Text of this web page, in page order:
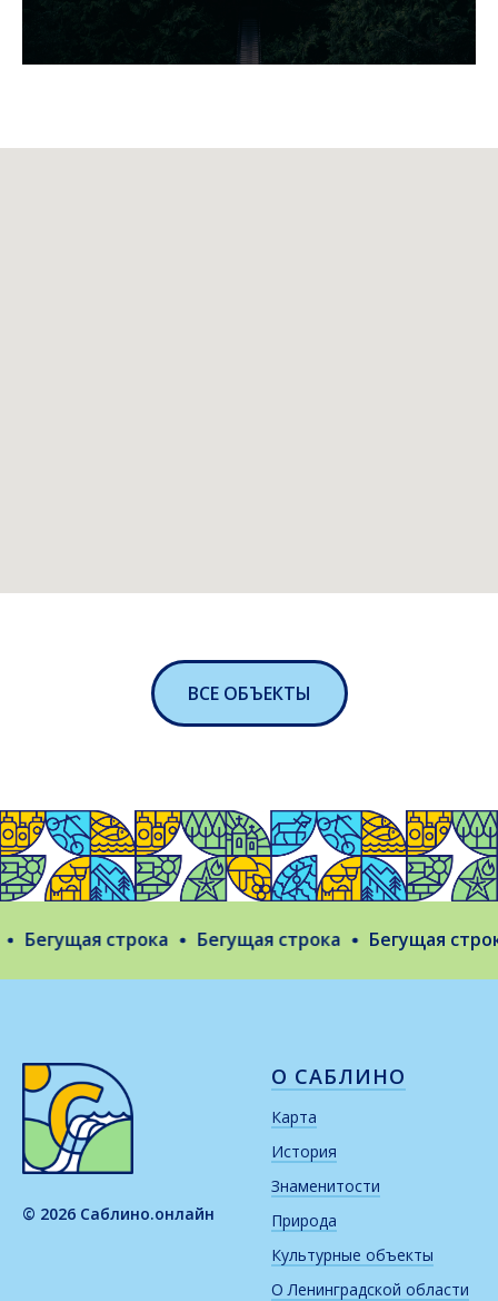
ВСЕ ОБЪЕКТЫ
Бегущая строка Бегущая строка Бегущая строка
© 2026 Саблино.онлайн
О САБЛИНО
Карта
История
Знаменитости
Природа
Культурные объекты
О Ленинградской области